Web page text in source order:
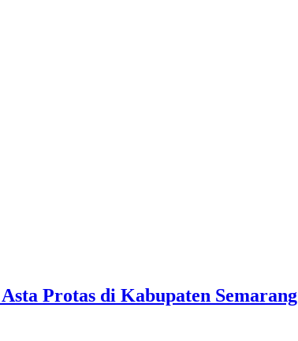
Protas di Kabupaten Semarang